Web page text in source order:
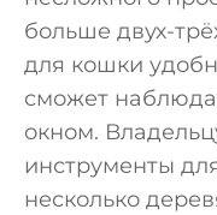
больше двух-
для кошки
сможет
окном.
инструменты
несколько